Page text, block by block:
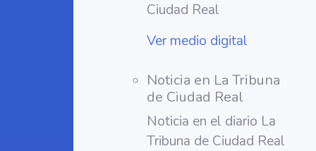
Ciudad Real
Ver medio digital
Noticia en La Tribuna
de Ciudad Real
Noticia en el diario La
Tribuna de Ciudad Real